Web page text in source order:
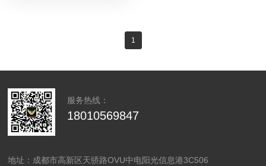
1
服务热线：
18010569847
地址：成都市高新区天骄路OVU中电阳光信息港3C506